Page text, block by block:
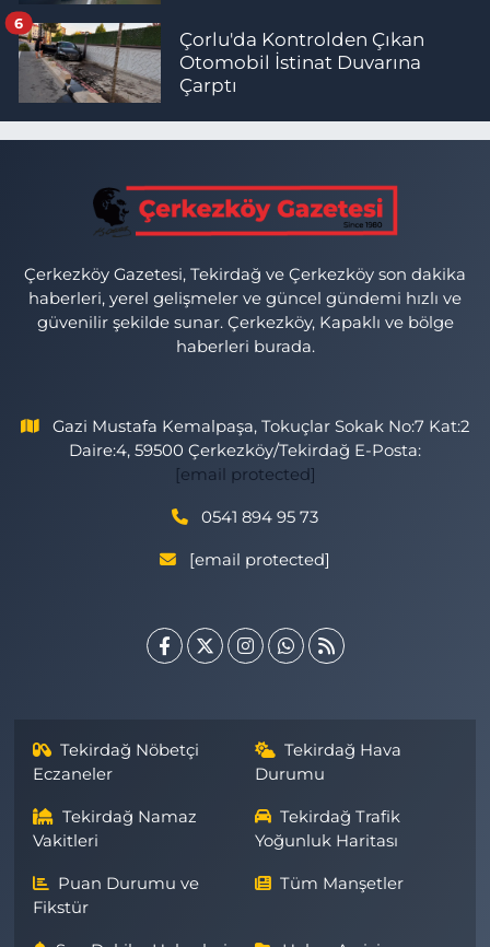
Çorlu'da Kontrolden Çıkan
Otomobil İstinat Duvarına
Çarptı
6
Çerkezköy Gazetesi, Tekirdağ ve Çerkezköy son dakika
haberleri, yerel gelişmeler ve güncel gündemi hızlı ve
güvenilir şekilde sunar. Çerkezköy, Kapaklı ve bölge
haberleri burada.
Gazi Mustafa Kemalpaşa, Tokuçlar Sokak No:7 Kat:2
Daire:4, 59500 Çerkezköy/Tekirdağ E-Posta:
[email protected]
0541 894 95 73
[email protected]
Tekirdağ Nöbetçi
Eczaneler
Tekirdağ Hava
Durumu
Tekirdağ Namaz
Vakitleri
Tekirdağ Trafik
Yoğunluk Haritası
Puan Durumu ve
Fikstür
Tüm Manşetler